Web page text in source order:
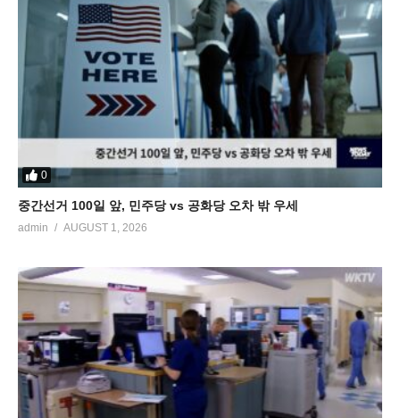
0
중간선거 100일 앞, 민주당 vs 공화당 오차 밖 우세
admin AUGUST 1, 2026